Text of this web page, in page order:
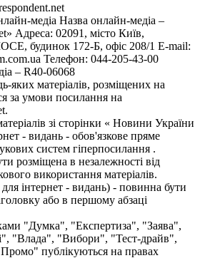
медіа Назва онлайн-медіа –
Адреса: 02091, місто Київ,
будинок 172-Б, офіс 208/1 E-mail:
Телефон: 044-205-43-00
– R40-06068
яких матеріалів, розміщених на
за умови посилання на
зі сторінки « Новини України
- видань - обов'язкове пряме
систем гіперпосилання .
розміщена в незалежності від
використання матеріалів.
інтернет - видань) - повинна бути
або в першому абзаці
"Думка", "Експертиза", "Заява",
"Влада", "Вибори", "Тест-драйв",
публікуються на правах